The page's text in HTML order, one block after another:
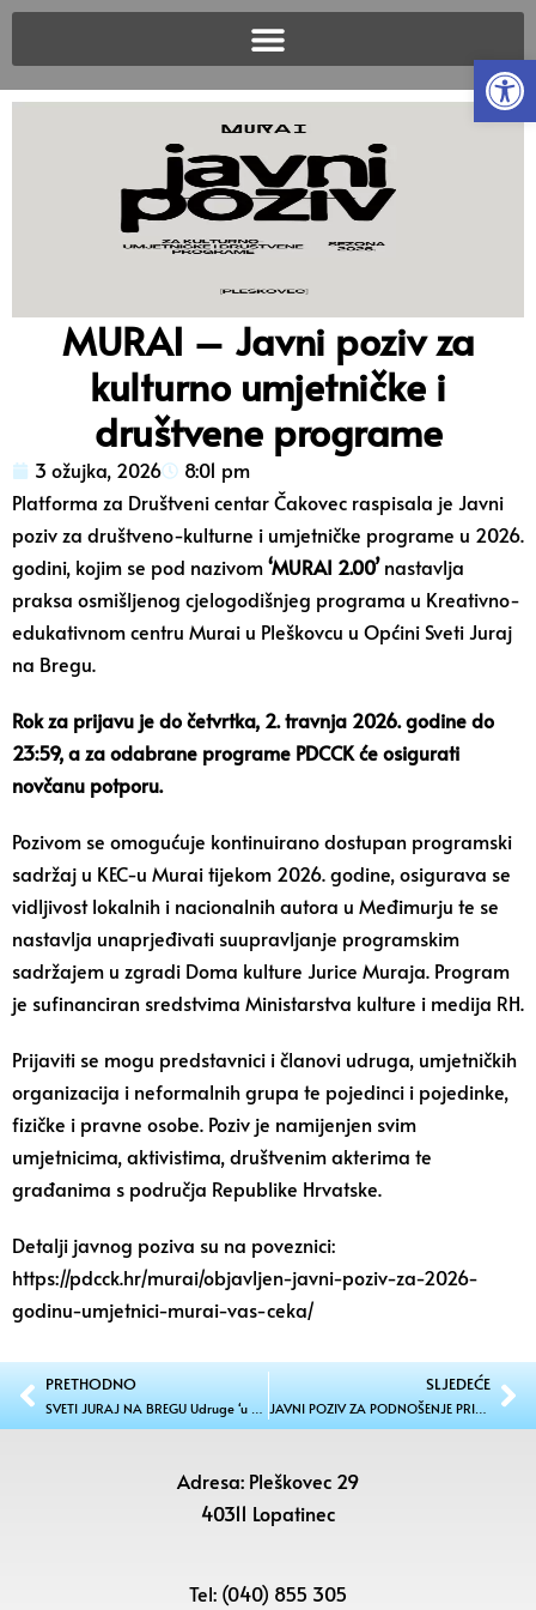
MURAI – Javni poziv za
kulturno umjetničke i
društvene programe
3 ožujka, 2026
8:01 pm
Platforma za Društveni centar Čakovec raspisala je Javni
poziv za društveno-kulturne i umjetničke programe u 2026.
godini, kojim se pod nazivom‘MURAI 2.00’nastavlja
praksa osmišljenog cjelogodišnjeg programa u Kreativno-
edukativnom centru Murai u Pleškovcu u Općini Sveti Juraj
na Bregu.
Rok za prijavu je do četvrtka, 2. travnja 2026. godine do
23:59, a za odabrane programe PDCCK će osigurati
novčanu potporu.
Pozivom se omogućuje kontinuirano dostupan programski
sadržaj u KEC-u Murai tijekom 2026. godine, osigurava se
vidljivost lokalnih i nacionalnih autora u Međimurju te se
nastavlja unaprjeđivati suupravljanje programskim
sadržajem u zgradi Doma kulture Jurice Muraja. Program
je sufinanciran sredstvima Ministarstva kulture i medija RH.
Prijaviti se mogu predstavnici i članovi udruga, umjetničkih
organizacija i neformalnih grupa te pojedinci i pojedinke,
fizičke i pravne osobe. Poziv je namijenjen svim
umjetnicima, aktivistima, društvenim akterima te
građanima s područja Republike Hrvatske.
Detalji javnog poziva su na poveznici:
https://pdcck.hr/murai/objavljen-javni-poziv-za-2026-
godinu-umjetnici-murai-vas-ceka/
PRETHODNO
SVETI JURAJ NA BREGU Udruge ‘u borbi’ za 160 tisuća eura
SLJEDEĆE
JAVNI POZIV ZA PODNOŠENJE PRIJEDLOGA ZA DODJELU JAVNIH PRIZNANJA OPĆINE SVETI JURAJ NA BREGU U 2026. GODINI
Adresa: Pleškovec 29
40311 Lopatinec
Tel: (040) 855 305